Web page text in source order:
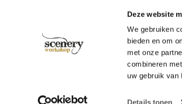
Deze website
We gebruiken
bieden en om
met onze
combineren
uw gebruik van
Details tonen